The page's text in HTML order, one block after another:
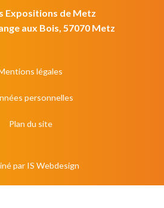
Expositions de Metz
aux Bois, 57070 Metz
légales
personnelles
Plan du site
par IS Webdesign